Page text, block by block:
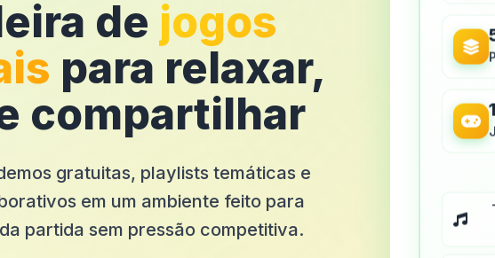
de jogos
para relaxar,
compartilhar
gratuitas, playlists temáticas e
em um ambiente feito para
partida sem pressão competitiva.